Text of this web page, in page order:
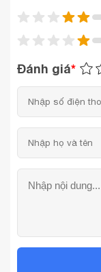
Đánh giá*